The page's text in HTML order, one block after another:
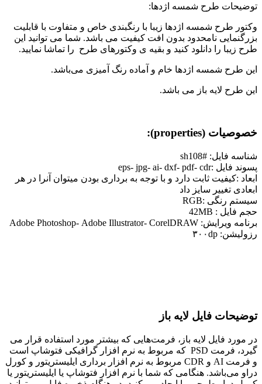
توضیحات طرح شمسه اژدها:
وکتور طرح شمسه اژدها زیبا با رنگبندی خاص و متفاوت با قابلیت
بزرگنمایی نامحدود بدون افت کیفیت می باشد. شما می توانید این
طرح زیبا را دانلود کنید و بقیه ی وکتورهای طرح را تماشا نمایید.
این طرح شمسه اژدها خام و آماده رنگ آمیزی می‌باشد.
این طرح لایه باز می باشد.
خصوصیات (properties):
شناسه فایل: #sh108
پسوند فایل :eps- jpg- ai- dxf- pdf- cdr
ابعاد :کیفیت ثابت دارد و با توجه به برداری بودن میتوان آنرا در هر
ابعادی تغییر سایز داد
سیستم رنگی :RGB
حجم فایل : 42MB
برنامه ویرایش: Adobe Photoshop- Adobe Illustrator- CorelDRAW
رزولیشن: ۳۰۰dp
توضیحات فایل لایه باز
در مورد فایل لایه باز، فرمت‌هایی که بیشتر مورد استفاده قرار می
گیرد، فرمت PSD که مربوط به نرم افزار گرافیکی فتوشاپ است
و فرمت AI و CDR مربوط به نرم افزار برداری ایلیستریتور و کورل
دراو می‌باشد. هنگامی که شما با نرم افزار فتوشاپ یا ایلیستریتور یا